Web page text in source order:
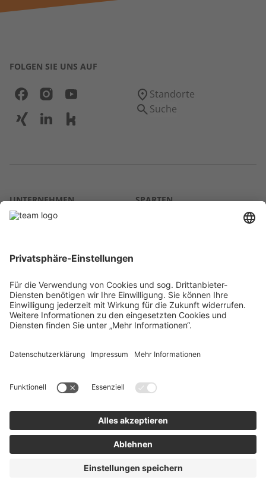
FOLGEN SIE UNS AUF
Standorte
Suche
UNTERNEHMEN
Über uns
Karriere
Kontakt
SPARTEN
RECHTLICHES
Lieferkette
Barrierefreiheitserklärung
Code of Conduct